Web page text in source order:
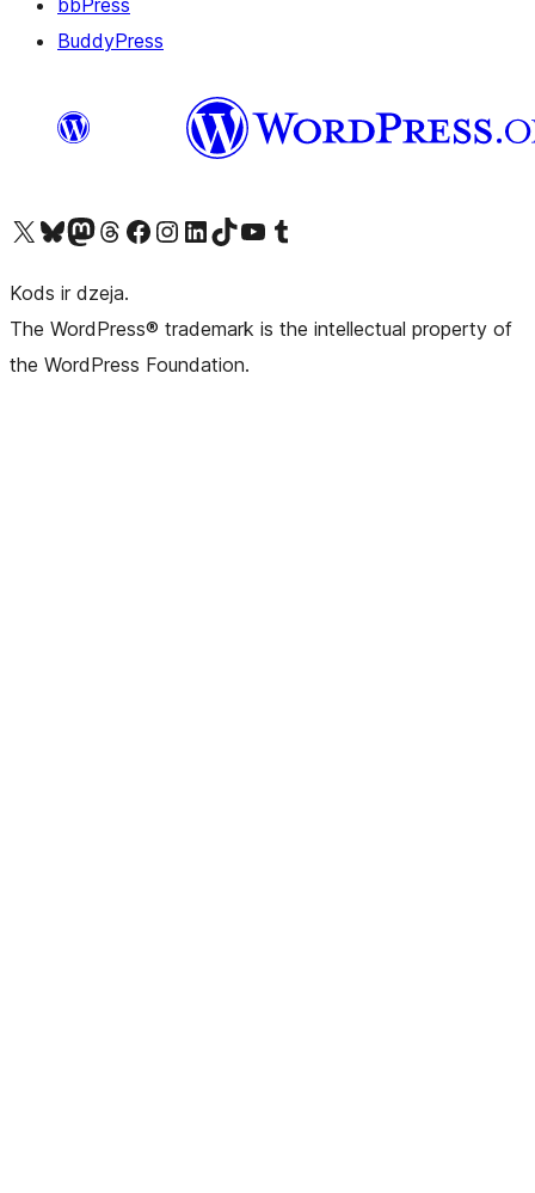
bbPress
BuddyPress
Apmeklējiet mūsu X (agrāk Twitter) kontu
Apmeklējiet mūsu Bluesky kontu
Apmeklējiet mūsu Mastodon kontu
Apmeklējiet mūsu Threads kontu
Apmeklējiet mūsu Facebook lapuApmeklējiet mūsu Instagram kontu
Apmeklējiet mūsu LinkedIn kontu
Apmeklējiet mūsu TikTok kontu
Apmeklējiet mūsu YouTube kanālu
Apmeklējiet mūsu Tumblr kontu
Kods ir dzeja.
The WordPress® trademark is the intellectual property of
the WordPress Foundation.